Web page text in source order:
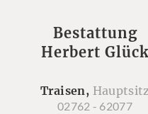
Bestattung
Herbert Glück
Traisen, Hauptsitz
02762 - 62077